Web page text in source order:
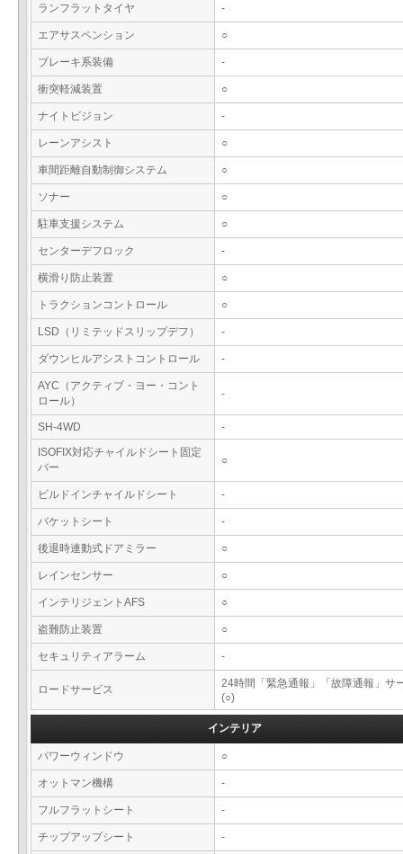
ランフラットタイヤ -
エアサスペンション ○
ブレーキ系装備 -
衝突軽減装置 ○
ナイトビジョン -
レーンアシスト ○
車間距離自動制御システム ○
ソナー ○
駐車支援システム ○
センターデフロック -
横滑り防止装置 ○
トラクションコントロール ○
LSD（リミテッドスリップデフ） -
ダウンヒルアシストコントロール -
AYC（アクティブ・ヨー・コント
ロール）
-
SH-4WD
-
ISOFIX対応チャイルドシート固定
バー
○
ビルドインチャイルドシート -
バケットシート -
後退時連動式ドアミラー ○
レインセンサー ○
インテリジェントAFS ○
盗難防止装置 ○
セキュリティアラーム -
ロードサービス
24時間「緊急通報」「故障通報」サ
(○)
インテリア
パワーウィンドウ ○
オットマン機構 -
フルフラットシート -
チップアップシート -